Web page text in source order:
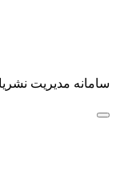
سامانه مدیریت